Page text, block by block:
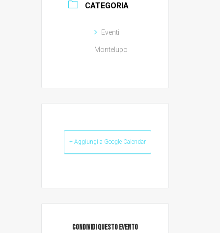
CATEGORIA
Eventi
Montelupo
+ Aggiungi a Google Calendar
CONDIVIDI QUESTO EVENTO